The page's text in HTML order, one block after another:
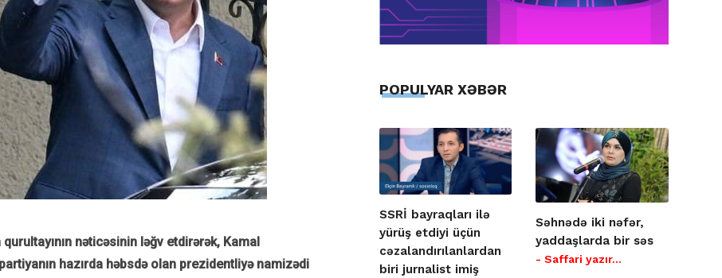
nəticəsinin ləğv etdirərək, Kamal
hazırda həbsdə olan prezidentliyə namizədi
POPULYAR XƏBƏR
SSRİ bayraqları ilə
yürüş etdiyi üçün
cəzalandırılanlardan
biri jurnalist imiş
Səhnədə iki nəfər,
yaddaşlarda bir səs
- Saffari yazır…